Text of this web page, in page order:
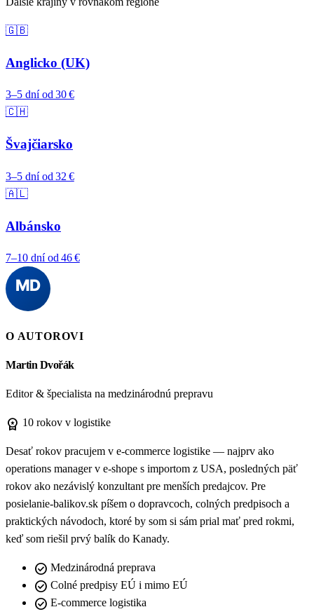
🇬🇧
Anglicko (UK)
3–5 dní od 30 €
🇨🇭
Švajčiarsko
3–5 dní od 32 €
🇦🇱
Albánsko
7–10 dní od 46 €
O AUTOROVI
Martin Dvořák
Editor & špecialista na medzinárodnú prepravu
workspace_premium 10 rokov v logistike
Desať rokov pracujem v e-commerce logistike — najprv ako
operations manager v e-shope s importom z USA, posledných päť
rokov ako nezávislý konzultant pre menších predajcov. Pre
posielanie-balikov.sk píšem o dopravcoch, colných predpisoch a
praktických návodoch, ktoré by som si sám prial mať pred rokmi,
keď som riešil prvý balík do Kanady.
check_circle Medzinárodná preprava
check_circle Colné predpisy EÚ i mimo EÚ
check_circle E-commerce logistika